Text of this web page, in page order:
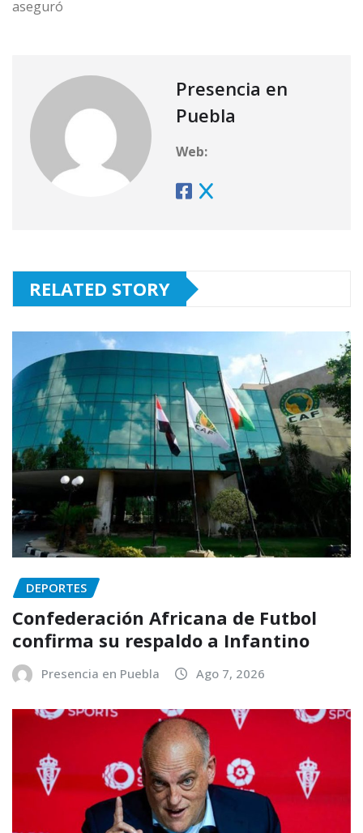
aseguró
Presencia en
Puebla
Web:
RELATED STORY
DEPORTES
Confederación Africana de Futbol
confirma su respaldo a Infantino
Presencia en Puebla Ago 7, 2026